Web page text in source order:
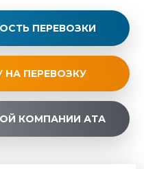
ПЕРЕВОЗКИ
ПЕРЕВОЗКУ
КОМПАНИИ АТА